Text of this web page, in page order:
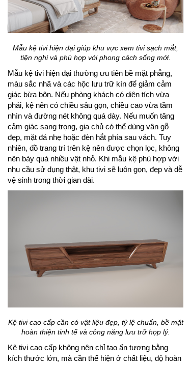
Mẫu kệ tivi hiện đại giúp khu vực xem tivi sạch mắt,
tiện nghi và phù hợp với phong cách sống mới.
Mẫu kệ tivi hiện đại thường ưu tiên bề mặt phẳng,
màu sắc nhã và các hộc lưu trữ kín để giảm cảm
giác bừa bộn. Nếu phòng khách có diện tích vừa
phải, kệ nên có chiều sâu gọn, chiều cao vừa tầm
nhìn và đường nét không quá dày. Nếu muốn tăng
cảm giác sang trọng, gia chủ có thể dùng vân gỗ
đẹp, mặt đá nhẹ hoặc đèn hắt phía sau vách. Tuy
nhiên, đồ trang trí trên kệ nên được chọn lọc, không
nên bày quá nhiều vật nhỏ. Khi mẫu kệ phù hợp với
nhu cầu sử dụng thật, khu tivi sẽ luôn gọn, đẹp và dễ
vệ sinh trong thời gian dài.
Kệ tivi cao cấp cần có vật liệu đẹp, tỷ lệ chuẩn, bề mặt
hoàn thiện tinh tế và công năng lưu trữ hợp lý.
Kệ tivi cao cấp không nên chỉ tạo ấn tượng bằng
kích thước lớn, mà cần thể hiện ở chất liệu, độ hoàn